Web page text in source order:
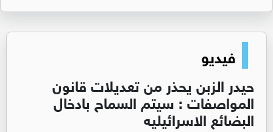
فيديو
حيدر الزبن يحذر من تعديلات قانون
المواصفات : سيتم السماح بادخال
البضائع الاسرائيليه